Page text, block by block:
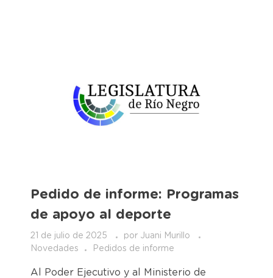
Pedido de informe: Programas
de apoyo al deporte
21 de julio de 2025 por Juani Murillo
Novedades
Pedidos de informe
Al Poder Ejecutivo y al Ministerio de